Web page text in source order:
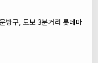
방구, 도보 3분거리 롯데마